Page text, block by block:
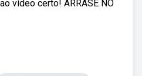
vídeo certo! ARRASE NO